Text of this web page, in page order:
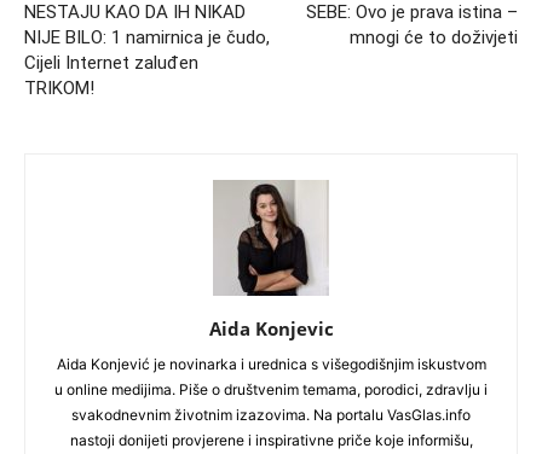
NESTAJU KAO DA IH NIKAD
NIJE BILO: 1 namirnica je čudo,
Cijeli Internet zaluđen
TRIKOM!
SEBE: Ovo je prava istina –
mnogi će to doživjeti
Aida Konjevic
Aida Konjević je novinarka i urednica s višegodišnjim iskustvom
u online medijima. Piše o društvenim temama, porodici, zdravlju i
svakodnevnim životnim izazovima. Na portalu VasGlas.info
nastoji donijeti provjerene i inspirativne priče koje informišu,